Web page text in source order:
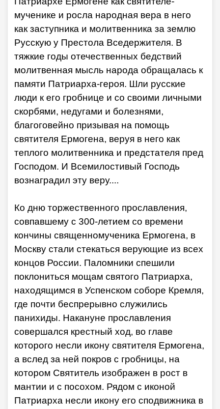
мученике и росла народная вера в него
как заступника и молитвенника за землю
Русскую у Престола Вседержителя. В
тяжкие годы отечественных бедствий
молитвенная мысль народа обращалась к
памяти Патриарха-героя. Шли русские
люди к его гробнице и со своими личными
скорбями, недугами и болезнями,
благоговейно призывая на помощь
святителя Ермогена, веруя в него как
теплого молитвенника и предстателя пред
Господом. И Всемилостивый Господь
вознаградил эту веру....
Ко дню торжественного прославления,
совпавшему с 300-летием со времени
кончины священномученика Ермогена, в
Москву стали стекаться верующие из всех
концов России. Паломники спешили
поклониться мощам святого Патриарха,
находящимся в Успенском соборе Кремля,
где почти беспрерывно служились
панихиды. Накануне прославления
совершался крестный ход, во главе
которого несли икону святителя Ермогена,
а вслед за ней покров с гробницы, на
котором Святитель изображен в рост в
мантии и с посохом. Рядом с иконой
Патриарха несли икону его сподвижника в